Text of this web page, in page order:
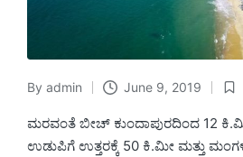
Posted
by
By admin June 9, 2019
in
ಮರವಂತೆ ಬೀಚ್ ಕುಂದಾಪುರದಿಂದ 12
ಉಡುಪಿಗೆ ಉತ್ತರಕ್ಕೆ 50 ಕಿ.ಮೀ ಮತ್ತು